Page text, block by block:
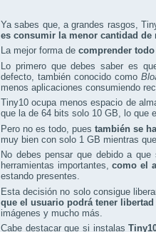
Ya sabes que, a grandes rasgos,
es consumir la menor cantidad de
La mejor forma de comprender
Lo primero que debes saber es
defecto, también conocido como
menos aplicaciones consumiendo
Tiny10 ocupa menos espacio de
que la de 64 bits solo 10 GB, lo que
Pero no es todo, puestambién se
muy bien con solo 1 GB mientras
No debes pensar que debido a
herramientas importantes,como el
estando presentes.
Esta decisión no solo consigue
que el usuario podrá tener
imágenes y mucho más.
Cabe destacar que si instalas